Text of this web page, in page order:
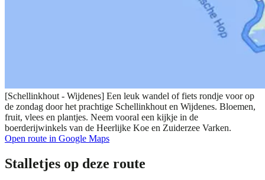
[Schellinkhout - Wijdenes] Een leuk wandel of fiets rondje voor op
de zondag door het prachtige Schellinkhout en Wijdenes. Bloemen,
fruit, vlees en plantjes. Neem vooral een kijkje in de
boerderijwinkels van de Heerlijke Koe en Zuiderzee Varken.
Open route in Google Maps
Stalletjes op deze route